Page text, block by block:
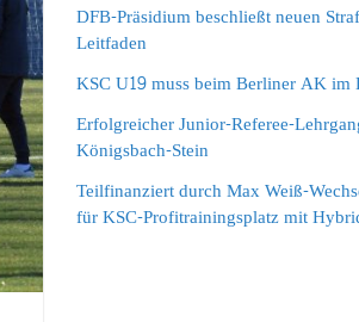
DFB-Präsidium beschließt neuen
Leitfaden
KSC U19 muss beim Berliner AK im
Erfolgreicher Junior-Referee-
Königsbach-Stein
Teilfinanziert durch Max Weiß-
für KSC-Profitrainingsplatz mit